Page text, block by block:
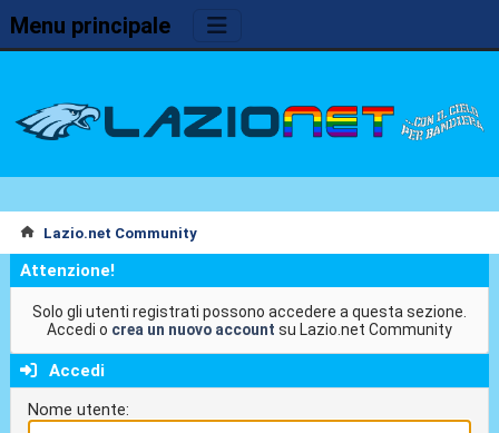
Menu principale
Lazio.net Community
Attenzione!
Solo gli utenti registrati possono accedere a questa sezione.
Accedi o crea un nuovo account su Lazio.net Community
Accedi
Nome utente: